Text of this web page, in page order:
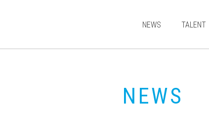
NEWS TALENT
ARTIST &
NEWS